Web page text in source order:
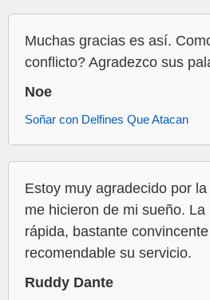
Muchas gracias es así.
conflicto? Agradezco sus
Noe
Soñar con Delfines Que Atacan
Estoy muy agradecido por
me hicieron de mi sueño.
rápida, bastante
recomendable su servicio.
Ruddy Dante